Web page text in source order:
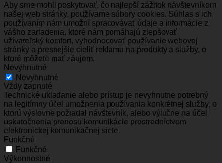
Aby sme mohli poskytovať, čo najlepší zážitok návštevníkom
našej web stránky, používame súbory cookies. Súhlas s ich
používaním nám umožní spracovávať údaje a informácie z
vášho zariadenia, ktoré nám pomáhajú zlepšovať
užívateľský komfort, vyhodnocovať používanie webovej
stránky a presnejšie cieliť reklamu na produkty a služby, o
ktoré môžete mať záujem.
Nevyhnutné
Nevyhnutné
Vždy zapnuté
Technické ukladanie alebo prístup je nevyhnutne potrebný
na legitímny účel umožnenia používania konkrétnej služby, o
ktorú výslovne požiadal návštevník, alebo výlučne na účel
uskutočnenia prenosu komunikácie prostredníctvom
elektronickej komunikačnej siete.
Funkčné
Funkčné
Výkonnostné